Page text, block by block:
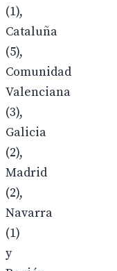
(1),
Cataluña
(5),
Comunidad
Valenciana
(3),
Galicia
(2),
Madrid
(2),
Navarra
(1)
y